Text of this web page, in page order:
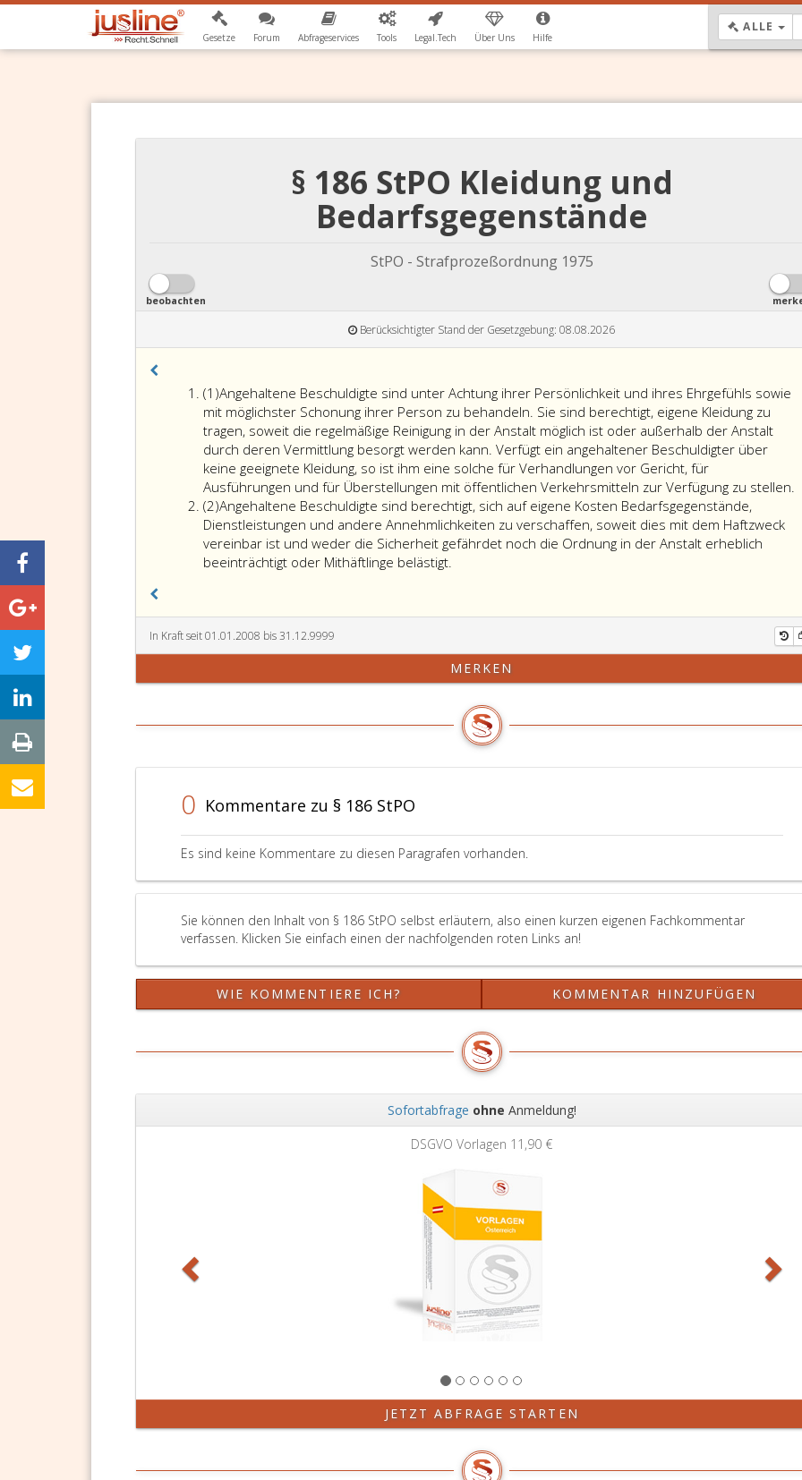
Gesetze Forum Abfrageservices Tools Legal.Tech Über Uns Hilfe
ALLE
§ 186 StPO Kleidung und
Bedarfsgegenstände
StPO - Strafprozeßordnung 1975
beobachten
Berücksichtigter Stand der Gesetzgebung: 08.08.2026
(1)Absatz
eins
Angehaltene Beschuldigte sind unter Achtung ihrer Persönlichkeit und ihres Ehrgefühls sowie
mit möglichster Schonung ihrer Person zu behandeln. Sie sind berechtigt, eigene Kleidung zu
tragen, soweit die regelmäßige Reinigung in der Anstalt möglich ist oder außerhalb der Anstalt
durch deren Vermittlung besorgt werden kann. Verfügt ein angehaltener Beschuldigter über
keine geeignete Kleidung, so ist ihm eine solche für Verhandlungen vor Gericht, für
Ausführungen und für Überstellungen mit öffentlichen Verkehrsmitteln zur Verfügung zu stellen.
(2)Absatz
2
Angehaltene Beschuldigte sind berechtigt, sich auf eigene Kosten Bedarfsgegenstände,
Dienstleistungen und andere Annehmlichkeiten zu verschaffen, soweit dies mit dem Haftzweck
vereinbar ist und weder die Sicherheit gefährdet noch die Ordnung in der Anstalt erheblich
beeinträchtigt oder Mithäftlinge belästigt.
In Kraft seit 01.01.2008 bis 31.12.9999
MERKEN
0 Kommentare zu § 186 StPO
Es sind keine Kommentare zu diesen Paragrafen vorhanden.
Sie können den Inhalt von § 186 StPO selbst erläutern, also einen kurzen eigenen Fachkommentar
verfassen. Klicken Sie einfach einen der nachfolgenden roten Links an!
WIE KOMMENTIERE ICH? KOMMENTAR HINZUFÜGEN
Sofortabfrage ohne Anmeldung!
DSGVO Vorlagen 11,90 €
JETZT ABFRAGE STARTEN